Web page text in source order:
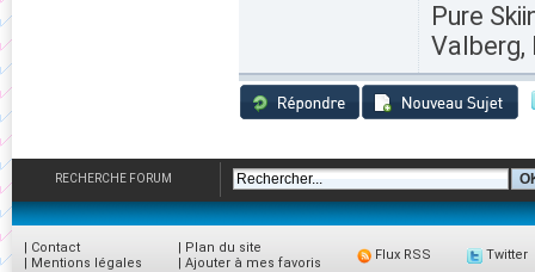
Pure
Valberg,
RECHERCHE FORUM
| Contact
| Mentions légales
| Plan du site
| Ajouter à mes favoris
Flux RSS Twitter